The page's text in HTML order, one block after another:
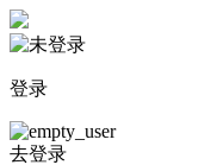
登录
去登录